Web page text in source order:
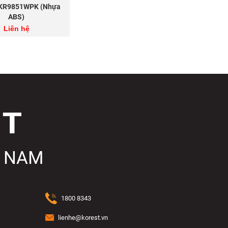
(Nhựa
ABS)
Liên hệ
NAM
1800 8343
lienhe@korest.vn